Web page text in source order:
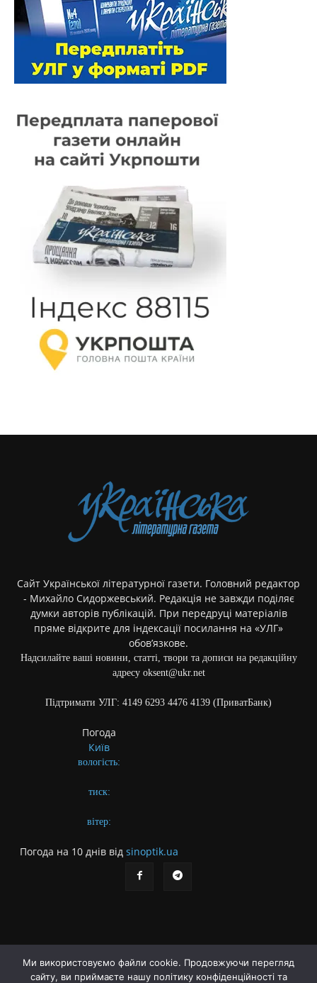
Сайт Української літературної газети. Головний редактор
- Михайло Сидоржевський. Редакція не завжди поділяє
думки авторів публікацій. При передруці матеріалів
пряме відкрите для індексації посилання на «УЛГ»
обов’язкове.
Надсилайте ваші новини, статті, твори та дописи на редакційну
адресу oksent@ukr.net
Підтримати УЛГ: 4149 6293 4476 4139 (ПриватБанк)
Погода
Київ
вологість:
тиск:
вітер:
Погода на 10 днів від sinoptik.ua
Про газету Правила користування сайтом
Ми використовуємо файли cookie. Продовжуючи перегляд
сайту, ви приймаєте нашу політику конфіденційності та